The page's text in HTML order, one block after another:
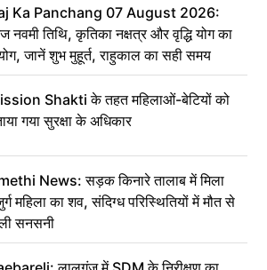
Ka Panchang 07 August 2026:
नवमी तिथि, कृतिका नक्षत्र और वृद्धि योग का
जानें शुभ मुहूर्त, राहुकाल का सही समय
Shakti के तहत महिलाओं-बेटियों को
गया सुरक्षा के अधिकार
News: सड़क किनारे तालाब में मिला
महिला का शव, संदिग्ध परिस्थितियों में मौत से
सनसनी